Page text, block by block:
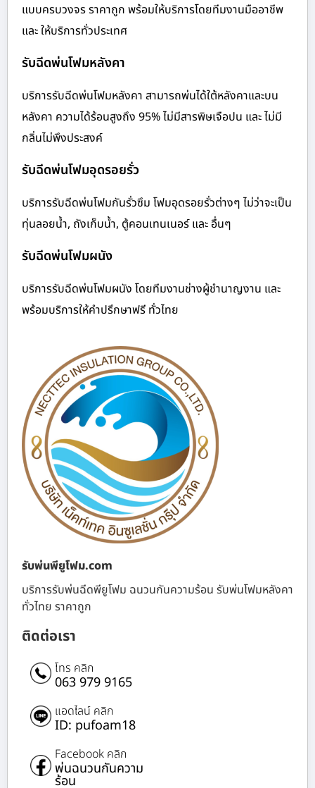
แบบครบวงจร ราคาถูก พร้อมให้บริการโดยทีมงานมืออาชีพ
และ ให้บริการทั่วประเทศ
รับฉีดพ่นโฟมหลังคา
บริการรับฉีดพ่นโฟมหลังคา สามารถพ่นได้ใต้หลังคาและบน
หลังคา ความได้ร้อนสูงถึง 95% ไม่มีสารพิษเจือปน และ ไม่มี
กลิ่นไม่พึงประสงค์
รับฉีดพ่นโฟมอุดรอยรั่ว
บริการรับฉีดพ่นโฟมกันรั่วซึม โฟมอุดรอยรั่วต่างๆ ไม่ว่าจะเป็น
ทุ่นลอยน้ำ, ถังเก็บน้ำ, ตู้คอนเทนเนอร์ และ อื่นๆ
รับฉีดพ่นโฟมผนัง
บริการรับฉีดพ่นโฟมผนัง โดยทีมงานช่างผู้ชำนาญงาน และ
พร้อมบริการให้คำปรึกษาฟรี ทั่วไทย
รับพ่นพียูโฟม.com
บริการรับพ่นฉีดพียูโฟม ฉนวนกันความร้อน รับพ่นโฟมหลังคา
ทั่วไทย ราคาถูก
ติดต่อเรา
โทร คลิก
063 979 9165
แอดไลน์ คลิก
ID: pufoam18
Facebook คลิก
พ่นฉนวนกันความ
ร้อน